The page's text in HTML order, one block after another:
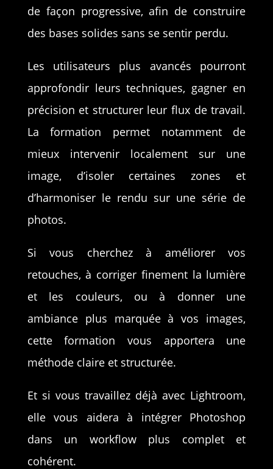
de façon progressive, afin de construire
des bases solides sans se sentir perdu.
Les utilisateurs plus avancés pourront
approfondir leurs techniques, gagner en
précision et structurer leur flux de travail.
La formation permet notamment de
mieux intervenir localement sur une
image, d’isoler certaines zones et
d’harmoniser le rendu sur une série de
photos.
Si vous cherchez à améliorer vos
retouches, à corriger finement la lumière
et les couleurs, ou à donner une
ambiance plus marquée à vos images,
cette formation vous apportera une
méthode claire et structurée.
Et si vous travaillez déjà avec Lightroom,
elle vous aidera à intégrer Photoshop
dans un workflow plus complet et
cohérent.